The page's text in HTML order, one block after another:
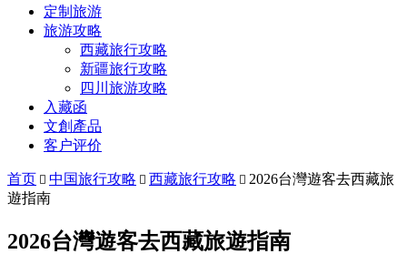
定制旅游
旅游攻略
西藏旅行攻略
新疆旅行攻略
四川旅游攻略
入藏函
文創產品
客户评价
首页  中国旅行攻略  西藏旅行攻略  2026台灣遊客去西藏旅
遊指南
2026台灣遊客去西藏旅遊指南